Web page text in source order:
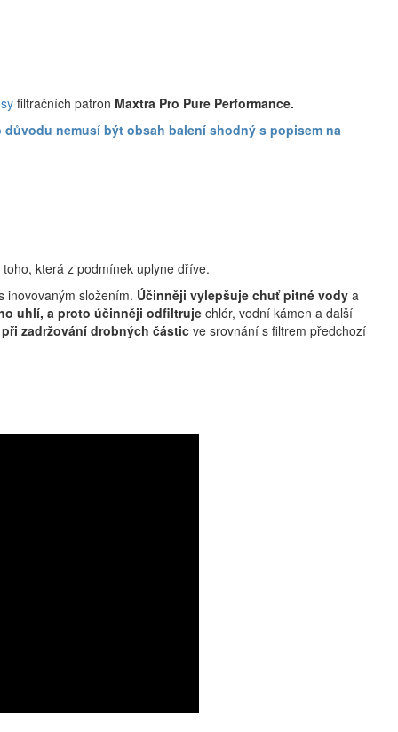
filtračních patron Maxtra Pro Pure Performance.
nemusí být obsah balení shodný s popisem na
která z podmínek uplyne dříve.
inovovaným složením. Účinněji vylepšuje chuť pitné vody a
uhlí, a proto účinněji odfiltruje chlór, vodní kámen a další
zadržování drobných částic ve srovnání s filtrem předchozí